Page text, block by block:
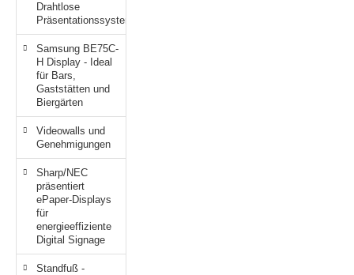
Drahtlose
Präsentationssystem
Samsung BE75C-
H Display - Ideal
für Bars,
Gaststätten und
Biergärten
Videowalls und
Genehmigungen
Sharp/NEC
präsentiert
ePaper-Displays
für
energieeffiziente
Digital Signage
Standfuß -